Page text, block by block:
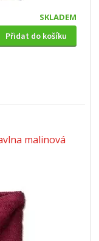
SKLADEM
Přidat do košíku
malinová